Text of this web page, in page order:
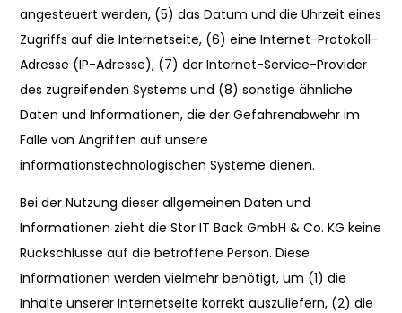
angesteuert werden, (5) das Datum und die Uhrzeit eines
Zugriffs auf die Internetseite, (6) eine Internet-Protokoll-
Adresse (IP-Adresse), (7) der Internet-Service-Provider
des zugreifenden Systems und (8) sonstige ähnliche
Daten und Informationen, die der Gefahrenabwehr im
Falle von Angriffen auf unsere
informationstechnologischen Systeme dienen.
Bei der Nutzung dieser allgemeinen Daten und
Informationen zieht die Stor IT Back GmbH & Co. KG keine
Rückschlüsse auf die betroffene Person. Diese
Informationen werden vielmehr benötigt, um (1) die
Inhalte unserer Internetseite korrekt auszuliefern, (2) die